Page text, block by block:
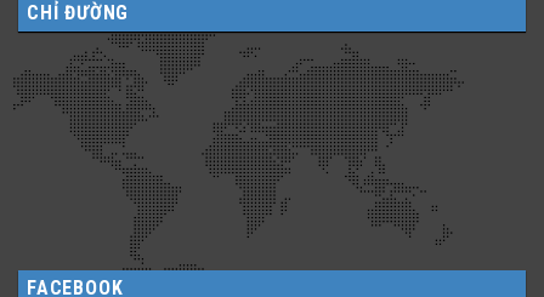
CHỈ ĐƯỜNG
FACEBOOK